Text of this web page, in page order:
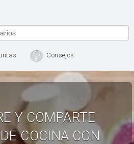
Consejos
Y COMPARTE
COCINA CON